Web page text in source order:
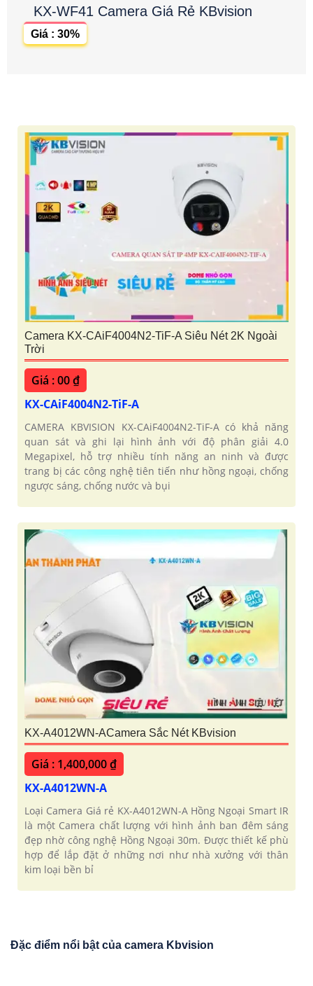
KX-WF41 Camera Giá Rẻ KBvision
Giá : 30%
Camera KX-CAiF4004N2-TiF-A Siêu Nét 2K Ngoài
Trời
Giá : 00 ₫
KX-CAiF4004N2-TiF-A
CAMERA KBVISION KX-CAiF4004N2-TiF-A có khả năng
quan sát và ghi lại hình ảnh với độ phân giải 4.0
Megapixel, hỗ trợ nhiều tính năng an ninh và được
trang bị các công nghệ tiên tiến như hồng ngoại, chống
ngược sáng, chống nước và bụi
KX-A4012WN-ACamera Sắc Nét KBvision
Giá : 1,400,000 ₫
KX-A4012WN-A
Loại Camera Giá rẻ KX-A4012WN-A Hồng Ngoại Smart IR
là một Camera chất lượng với hình ảnh ban đêm sáng
đẹp nhờ công nghệ Hồng Ngoại 30m. Được thiết kế phù
hợp để lắp đặt ở những nơi như nhà xưởng với thân
kim loại bền bỉ
Đặc điểm nổi bật của camera Kbvision